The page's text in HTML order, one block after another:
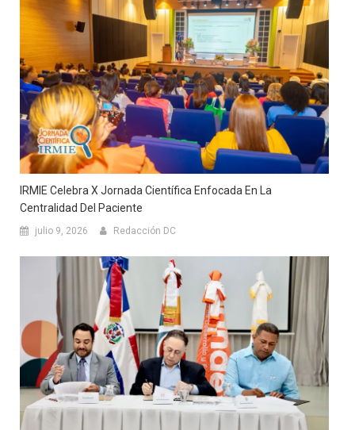
IRMIE Celebra X Jornada Científica Enfocada En La
Centralidad Del Paciente
julio 9, 2026 Redacción DC